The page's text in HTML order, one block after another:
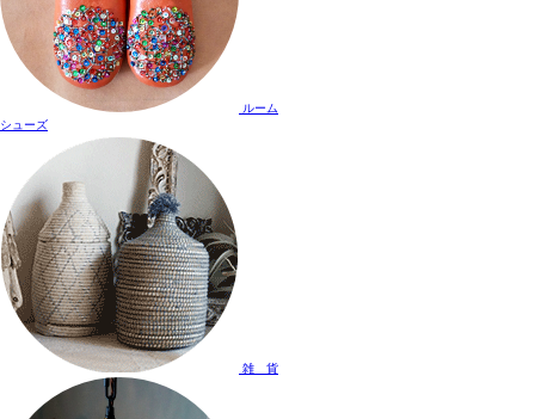
ルーム
シューズ
雑 貨